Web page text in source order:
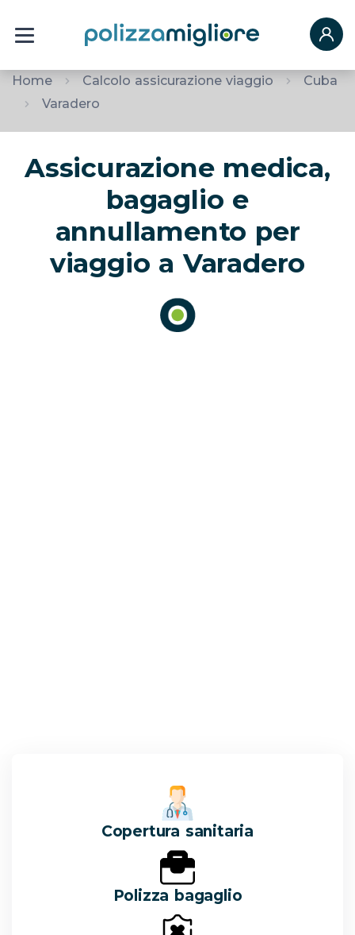
Home Calcolo assicurazione viaggio
Cuba
Varadero
Assicurazione medica,
bagaglio e
annullamento per
viaggio a Varadero
Copertura sanitaria
Polizza bagaglio